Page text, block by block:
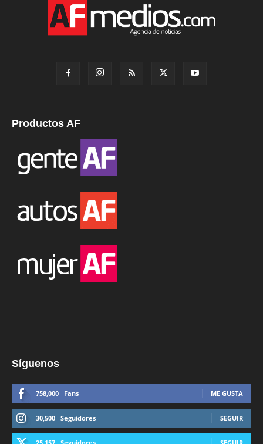
Productos AF
Síguenos
758,000 Fans ME GUSTA
30,500 Seguidores SEGUIR